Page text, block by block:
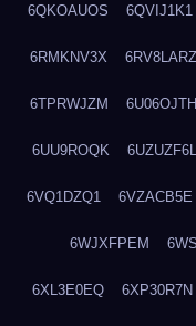
6QKOAUOS 6QVIJ1K1
6RMKNV3X 6RV8LARZ
6TPRWJZM 6U06OJTH
6UU9ROQK 6UZUZF6L
6VQ1DZQ1 6VZACB5E
6WJXFPEM
6XL3E0EQ 6XP30R7N